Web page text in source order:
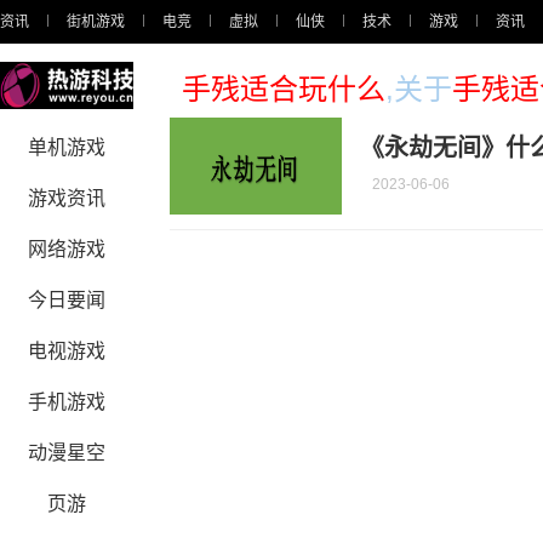
资讯 街机游戏 电竞 虚拟 仙侠 技术 游戏 资讯
单机游戏
游戏资讯
网络游戏
今日要闻
电视游戏
手机游戏
动漫星空
页游
手残适合玩什么,关于手残
《永劫无间》什
2023-06-06